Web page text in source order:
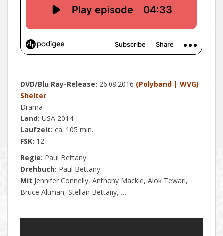
DVD/Blu Ray-Release: 26.08.2016 (Polyband | WVG)
Shelter
Drama
Land: USA 2014
Laufzeit: ca. 105 min.
FSK: 12
Regie: Paul Bettany
Drehbuch: Paul Bettany
Mit Jennifer Connelly, Anthony Mackie, Alok Tewari,
Bruce Altman, Stellan Bettany, …